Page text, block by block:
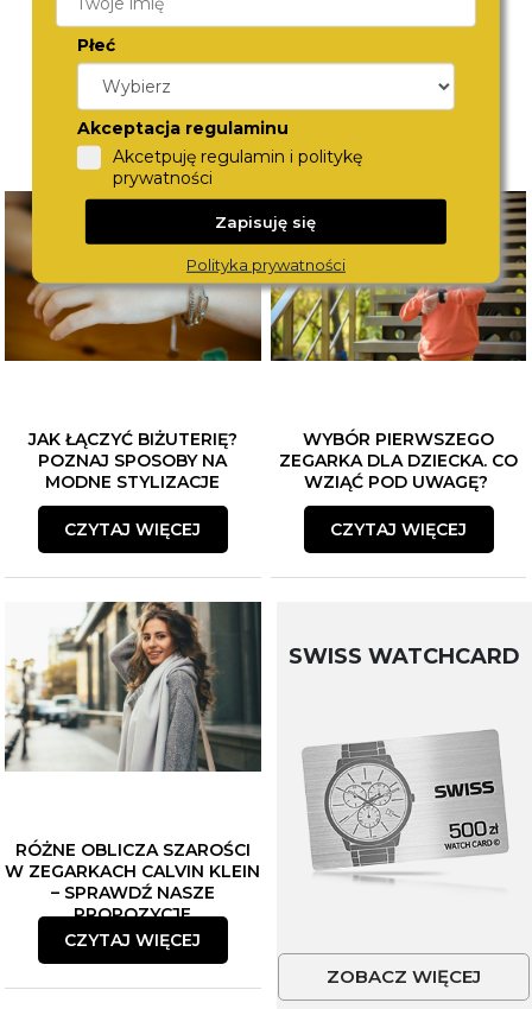
JAK ŁĄCZYĆ BIŻUTERIĘ?
POZNAJ SPOSOBY NA
MODNE STYLIZACJE
CZYTAJ WIĘCEJ
WYBÓR PIERWSZEGO
ZEGARKA DLA DZIECKA. CO
WZIĄĆ POD UWAGĘ?
CZYTAJ WIĘCEJ
RÓŻNE OBLICZA SZAROŚCI
W ZEGARKACH CALVIN KLEIN
– SPRAWDŹ NASZE
PROPOZYCJE
CZYTAJ WIĘCEJ
SWISS WATCHCARD
ZOBACZ WIĘCEJ
Płeć
Akceptacja regulaminu
Akcetpuję regulamin i politykę
prywatności
Zapisuję się
Polityka prywatności